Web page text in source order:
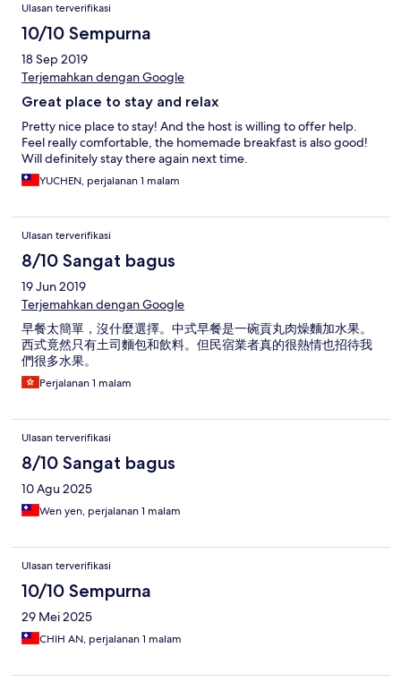
Ulasan terverifikasi
10/10 Sempurna
18 Sep 2019
Terjemahkan dengan Google
Great place to stay and relax
Pretty nice place to stay! And the host is willing to offer help.
Feel really comfortable, the homemade breakfast is also good!
Will definitely stay there again next time.
YUCHEN, perjalanan 1 malam
Ulasan terverifikasi
8/10 Sangat bagus
19 Jun 2019
Terjemahkan dengan Google
早餐太簡單，沒什麼選擇。中式早餐是一碗貢丸肉燥麵加水果。
西式竟然只有土司麵包和飲料。但民宿業者真的很熱情也招待我
們很多水果。
Perjalanan 1 malam
Ulasan terverifikasi
8/10 Sangat bagus
10 Agu 2025
Wen yen, perjalanan 1 malam
Ulasan terverifikasi
10/10 Sempurna
29 Mei 2025
CHIH AN, perjalanan 1 malam